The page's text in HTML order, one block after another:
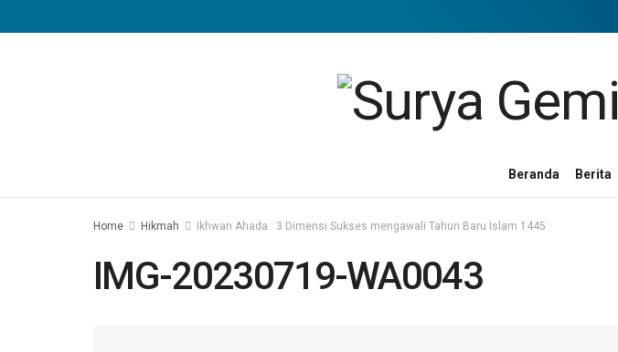
Beranda Berita
Home Hikmah Ikhwan Ahada : 3 Dimensi Sukses mengawali Tahun Baru Islam 1445
IMG-20230719-WA0043